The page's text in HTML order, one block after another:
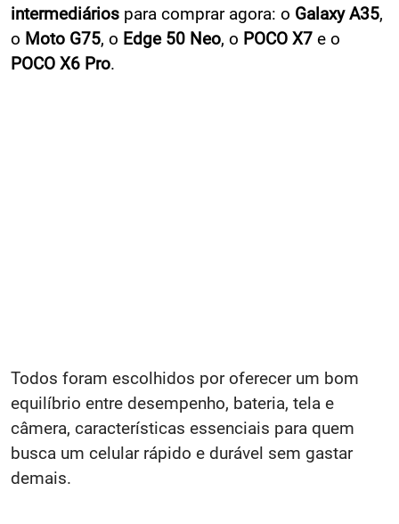
intermediários para comprar agora: o Galaxy A35,
o Moto G75, o Edge 50 Neo, o POCO X7 e o
POCO X6 Pro.
Todos foram escolhidos por oferecer um bom
equilíbrio entre desempenho, bateria, tela e
câmera, características essenciais para quem
busca um celular rápido e durável sem gastar
demais.